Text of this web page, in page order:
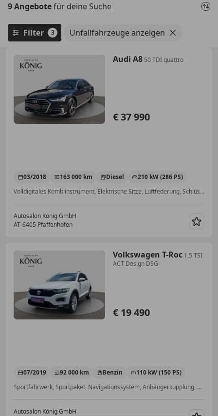
9 Angebotefür deine Suche
Filter 3 Unfallfahrzeuge anzeigen
Audi A8 50 TDI quattro
€ 37 990
03/2018 163 000 km Diesel
210 kW (286 PS)
Volldigitales Kombiinstrument, Elektrische Sitze, Luftfederung, Schlüssellose Zentralverriegelung, Sportfahrwerk, Laserlicht, Sitzheizung, Scheckheftgepflegt
Autosalon König GmbH
AT-6405 Pfaffenhofen
Volkswagen T-Roc 1,5 TSI
ACT Design DSG
€ 19 490
07/2019 92 000 km Benzin
110 kW (150 PS)
Sportfahrwerk, Sportpaket, Navigationssystem, Anhängerkupplung, Scheckheftgepflegt, Sitzheizung, Elektrische Heckklappe, Lederlenkrad
Autosalon König GmbH